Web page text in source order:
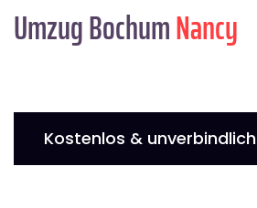
Umzug BochumNancy
Kostenlos &